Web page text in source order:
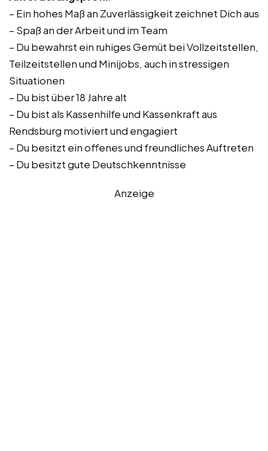
– Ein hohes Maß an Zuverlässigkeit zeichnet Dich aus
– Spaß an der Arbeit und im Team
– Du bewahrst ein ruhiges Gemüt bei Vollzeitstellen,
Teilzeitstellen und Minijobs, auch in stressigen
Situationen
– Du bist über 18 Jahre alt
– Du bist als Kassenhilfe und Kassenkraft aus
Rendsburg motiviert und engagiert
– Du besitzt ein offenes und freundliches Auftreten
– Du besitzt gute Deutschkenntnisse
Anzeige